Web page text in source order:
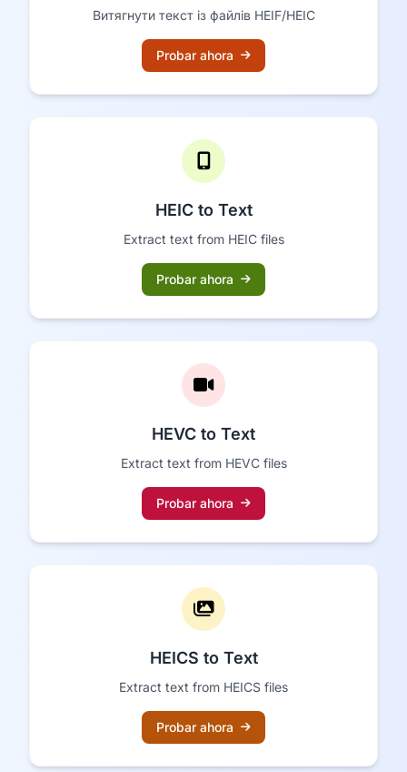
Витягнути текст із файлів HEIF/HEIC
Probar ahora
HEIC to Text
Extract text from HEIC files
Probar ahora
HEVC to Text
Extract text from HEVC files
Probar ahora
HEICS to Text
Extract text from HEICS files
Probar ahora